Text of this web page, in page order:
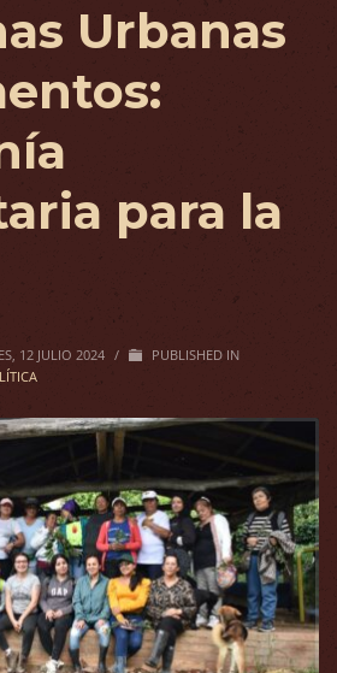
Urbanas
para la
12 JULIO 2024 /
PUBLISHED IN